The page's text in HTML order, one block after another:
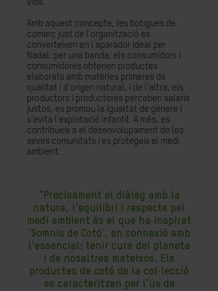
vida.
Amb aquest concepte, les botigues de
comerç just de l'organització es
converteixen en l'aparador ideal per
Nadal: per una banda, els consumidors i
consumidores obtenen productes
elaborats amb matèries primeres de
qualitat i d'origen natural, i de l'altra, els
productors i productores perceben salaris
justos, es promou la igualtat de gènere i
s'evita l'explotació infantil. A més, es
contribueix a el desenvolupament de les
seves comunitats i es protegeix el medi
ambient.
“Precisament el diàleg amb la
natura, l'equilibri i respecte pel
medi ambient és el que ha inspirat
‘Somnis de Cotó’, en connexió amb
l'essencial: tenir cura del planeta
i de nosaltres mateixos. Els
productes de cotó de la col·lecció
es caracteritzen per l'ús de